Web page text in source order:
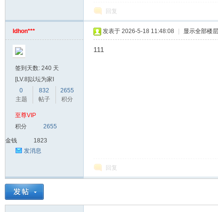
回复
ldhon***
签到天数: 240 天
[LV.8]以坛为家I
0
主题
832
帖子
2655
积分
至尊VIP
积分
2655
金钱
1823
发消息
发表于 2026-5-18 11:48:08 显示全部楼层
111
回复